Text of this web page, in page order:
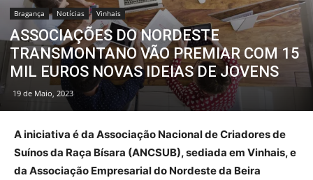
Bragança Notícias Vinhais
ASSOCIAÇÕES DO NORDESTE
TRANSMONTANO VÃO PREMIAR COM 15
MIL EUROS NOVAS IDEIAS DE JOVENS
19 de Maio, 2023
A iniciativa é da Associação Nacional de Criadores de
Suínos da Raça Bísara (ANCSUB), sediada em Vinhais, e
da Associação Empresarial do Nordeste da Beira